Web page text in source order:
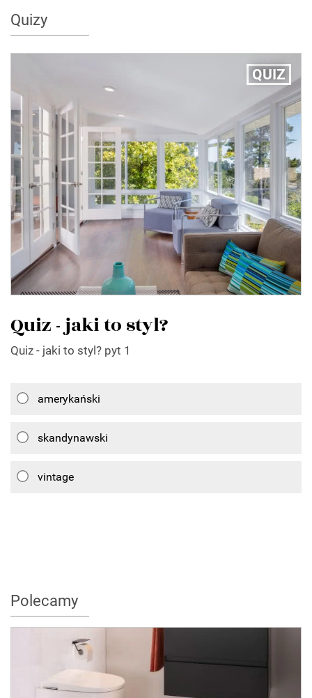
Quizy
QUIZ
Quiz - jaki to styl?
Quiz - jaki to styl? pyt 1
amerykański
skandynawski
vintage
Polecamy